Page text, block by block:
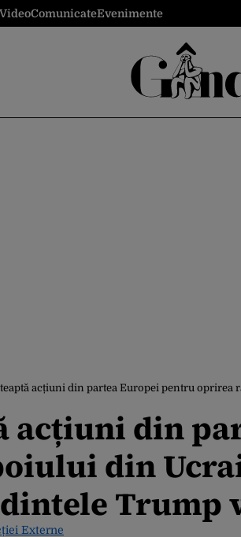
VideoComunicateEvenimente
acțiuni din partea Europei pentru oprirea
acțiuni din
din
Trump
Externe